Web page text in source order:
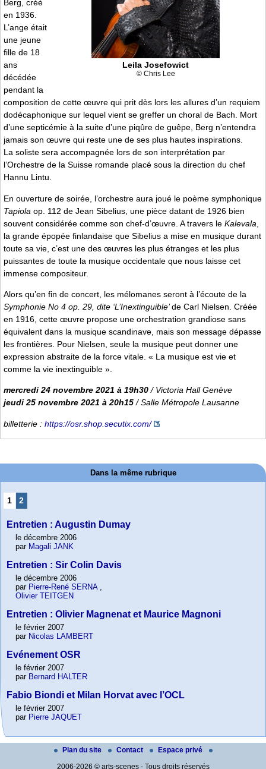
Leila Josefowict
© Chris Lee
Berg, créé
en 1936.
L’ange était
une jeune
fille de 18
ans
décédée
pendant la
composition de cette œuvre qui prit dès lors les allures d’un requiem
dodécaphonique sur lequel vient se greffer un choral de Bach. Mort
d’une septicémie à la suite d’une piqûre de guêpe, Berg n’entendra
jamais son œuvre qui reste une de ses plus hautes inspirations.
La soliste sera accompagnée lors de son interprétation par
l’Orchestre de la Suisse romande placé sous la direction du chef
Hannu Lintu.
En ouverture de soirée, l’orchestre aura joué le poème symphonique
Tapiola op. 112 de Jean Sibelius, une pièce datant de 1926 bien
souvent considérée comme son chef-d’œuvre. A travers le Kalevala
la grande épopée finlandaise que Sibelius a mise en musique durant
toute sa vie, c’est une des œuvres les plus étranges et les plus
puissantes de toute la musique occidentale que nous laisse cet
immense compositeur.
Alors qu’en fin de concert, les mélomanes seront à l’écoute de la
Symphonie No 4 op. 29, dite ‘L’Inextinguible’de Carl Nielsen. Créée
en 1916, cette œuvre propose une orchestration grandiose sans
équivalent dans la musique scandinave, mais son message dépasse
les frontières. Pour Nielsen, seule la musique peut donner une
expression abstraite de la force vitale. « La musique est vie et
comme la vie inextinguible ».
mercredi 24 novembre 2021 à 19h30/ Victoria Hall Genève
jeudi 25 novembre 2021 à 20h15/ Salle Métropole Lausanne
billetterie : https://osr.shop.secutix.com/
Dans la même rubrique
1 2
Entretien : Augustin Dumay
le décembre 2006
par Magali JANK
Entretien : Sir Colin Davis
le décembre 2006
par Pierre-René SERNA,
Olivier TEITGEN
Entretien : Olivier Magnenat et Maurice Magnoni
le février 2007
par Nicolas LAMBERT
Evénement OSR
le février 2007
par Bernard HALTER
Fabio Biondi et Milan Horvat avec l’OCL
le février 2007
par Pierre JAQUET
Plan du site Contact
Espace privé
2006-2026 © arts-scenes - Tous droits réservés